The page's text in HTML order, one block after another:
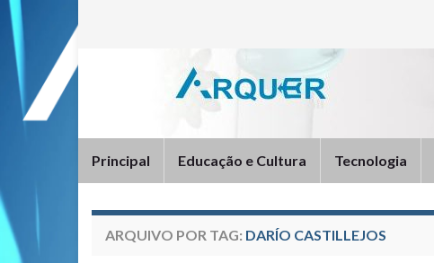
Principal Educação e Cultura Tecnologia
ARQUIVO POR TAG: DARÍO CASTILLEJOS